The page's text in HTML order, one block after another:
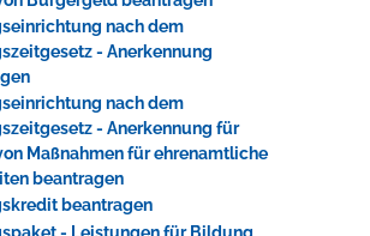
nach dem
- Anerkennung
nach dem
- Anerkennung für
Maßnahmen für ehrenamtliche
beantragen
beantragen
- Leistungen für Bildung